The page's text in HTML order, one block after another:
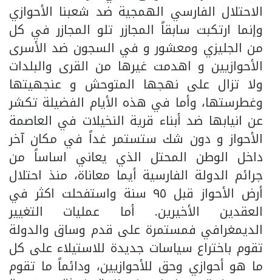
الاحتلال الفارسي الهمجية ضد شعبنا الأحوازي
وإنما ارتكبت سابقاً المجازر تلو المجازر في كل
من الجليزي ومعشور و في السجون ضد الأسرى
الأحوازيين و اهدمت غيرها من القرى والبلدات
ولا تزال على نهجها المتوحش و عنجهيتها
وغطرستها، وأما في هذه الأيام الفضيلة تكشر
عن انيابها ضد أبناء قرية النخيلات في العاصمة
الأحواز و دون شك ستستمر غداً في مكان آخر
داخل الوطن المحتل الذي يعاني اساساً من
جرائم الدولة الفارسية أيما معاناة، منذ احتلال
أرض الأحواز قبل ٩٥ سنة واستفحلت اكثر في
العقدين الأخيرين. أما عمليات التغيير
الديمغرافي فمستمرة على قدم وساق والدولة
تقوم باختراع سياسات جديدة للاستيلاء على كل
ما هو أحوازي وحق للأحوازيين، ودائماً ما تقوم